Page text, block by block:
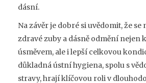
dásní.
Na závěr je dobré si uvědomit, že se
zdravé zuby a dásně odmění nejen
úsměvem, ale i lepší celkovou
důkladná ústní hygiena, spolu s
stravy, hrají klíčovou roli v